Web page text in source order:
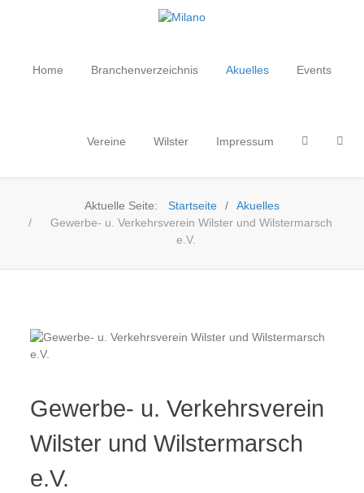
Home Branchenverzeichnis Akuelles Events
Vereine Wilster Impressum
Aktuelle Seite: Startseite
Akuelles
Gewerbe- u. Verkehrsverein Wilster und Wilstermarsch
e.V.
Gewerbe- u. Verkehrsverein
Wilster und Wilstermarsch
e.V.